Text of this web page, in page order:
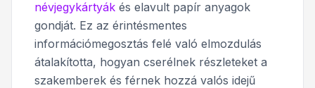
névjegykártyák és elavult papír anyagok
gondját. Ez az érintésmentes
információmegosztás felé való elmozdulás
átalakította, hogyan cserélnek részleteket a
szakemberek és férnek hozzá valós idejű